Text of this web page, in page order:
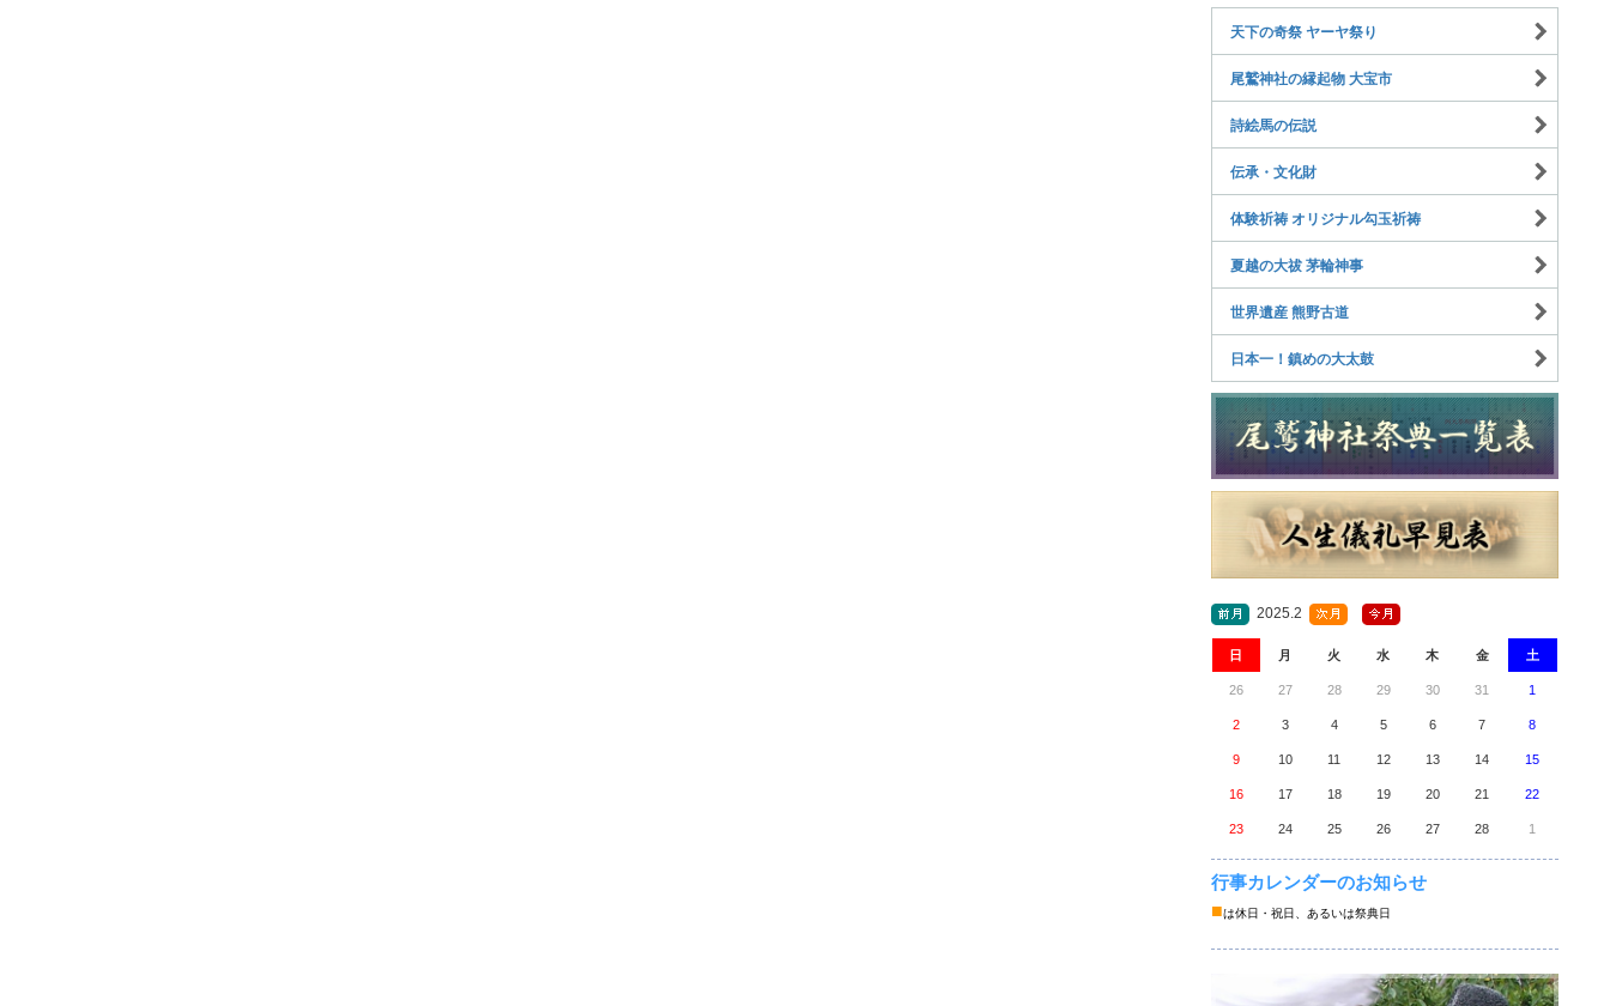
天下の奇祭 ヤーヤ祭り
尾鷲神社の縁起物 大宝市
詩絵馬の伝説
伝承・文化財
体験祈祷 オリジナル勾玉祈祷
夏越の大祓 茅輪神事
世界遺産 熊野古道
日本一！鎮めの大太鼓
2025.2
日 月 火 水 木 金 土
26 27 28 29 30 31 1
2 3 4 5 6 7 8
9 10 11 12 13 14 15
16 17 18 19 20 21 22
23 24 25 26 27 28 1
行事カレンダーのお知らせ
■は休日・祝日、あるいは祭典日